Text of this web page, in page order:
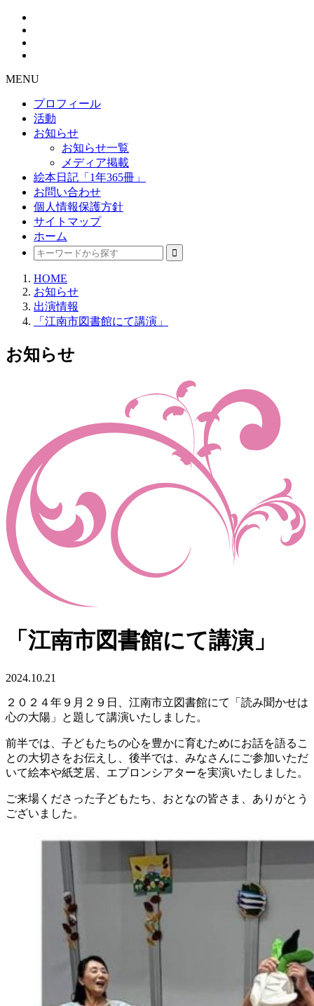
MENU
プロフィール
活動
お知らせ
お知らせ一覧
メディア掲載
絵本日記「1年365冊」
お問い合わせ
個人情報保護方針
サイトマップ
ホーム
HOME
お知らせ
出演情報
「江南市図書館にて講演」
お知らせ
「江南市図書館にて講演」
2024.10.21
２０２４年９月２９日、江南市立図書館にて「読み聞かせは
心の大陽」と題して講演いたしました。
前半では、子どもたちの心を豊かに育むためにお話を語るこ
との大切さをお伝えし、後半では、みなさんにご参加いただ
いて絵本や紙芝居、エプロンシアターを実演いたしました。
ご来場くださった子どもたち、おとなの皆さま、ありがとう
ございました。